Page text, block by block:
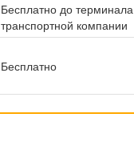
Бесплатно до терминала
транспортной компании
Бесплатно